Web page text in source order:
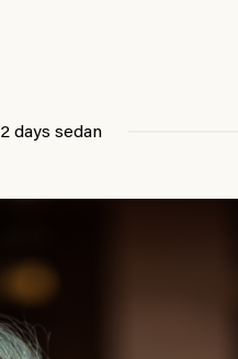
2 days sedan